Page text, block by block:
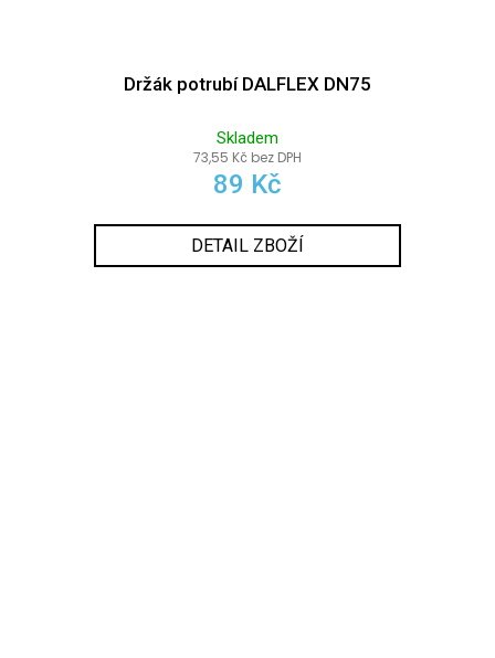
Držák potrubí DALFLEX DN75
Skladem
73,55 Kč bez DPH
89 Kč
DETAIL ZBOŽÍ